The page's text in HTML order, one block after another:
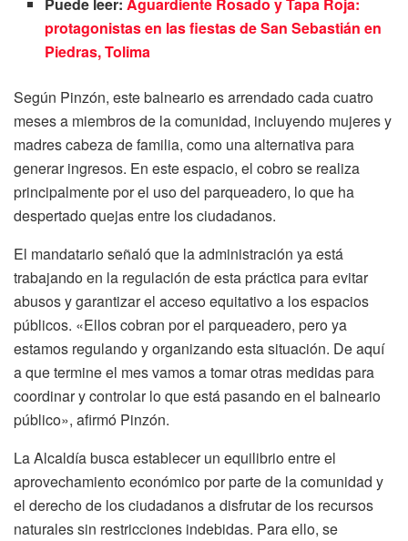
Puede leer:Aguardiente Rosado y Tapa Roja:
protagonistas en las fiestas de San Sebastián en
Piedras, Tolima
Según Pinzón, este balneario es arrendado cada cuatro
meses a miembros de la comunidad, incluyendo mujeres y
madres cabeza de familia, como una alternativa para
generar ingresos. En este espacio, el cobro se realiza
principalmente por el uso del parqueadero, lo que ha
despertado quejas entre los ciudadanos.
El mandatario señaló que la administración ya está
trabajando en la regulación de esta práctica para evitar
abusos y garantizar el acceso equitativo a los espacios
públicos. «Ellos cobran por el parqueadero, pero ya
estamos regulando y organizando esta situación. De aquí
a que termine el mes vamos a tomar otras medidas para
coordinar y controlar lo que está pasando en el balneario
público», afirmó Pinzón.
La Alcaldía busca establecer un equilibrio entre el
aprovechamiento económico por parte de la comunidad y
el derecho de los ciudadanos a disfrutar de los recursos
naturales sin restricciones indebidas. Para ello, se